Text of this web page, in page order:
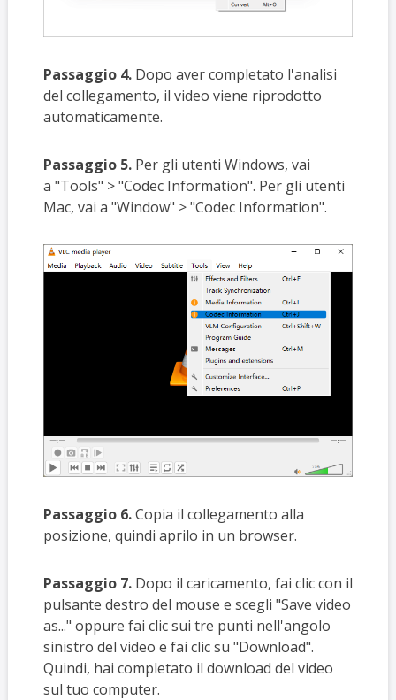
Passaggio 4.Dopo aver completato l'analisi
del collegamento, il video viene riprodotto
automaticamente.
Passaggio 5.Per gli utenti Windows, vai
a "Tools" > "Codec Information". Per gli utenti
Mac, vai a "Window" > "Codec Information".
Passaggio 6.Copia il collegamento alla
posizione, quindi aprilo in un browser.
Passaggio 7.Dopo il caricamento, fai clic con il
pulsante destro del mouse e scegli "Save video
as..." oppure fai clic sui tre punti nell'angolo
sinistro del video e fai clic su "Download".
Quindi, hai completato il download del video
sul tuo computer.